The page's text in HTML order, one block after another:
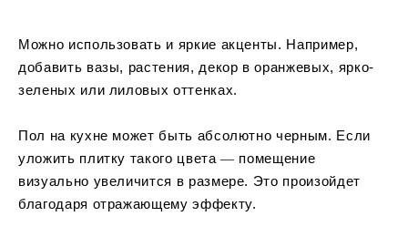
Можно использовать и яркие акценты. Например,
добавить вазы, растения, декор в оранжевых, ярко-
зеленых или лиловых оттенках.
Пол на кухне может быть абсолютно черным. Если
уложить плитку такого цвета ― помещение
визуально увеличится в размере. Это произойдет
благодаря отражающему эффекту.